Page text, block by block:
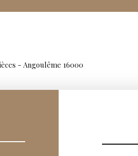
- Angoulême 16000